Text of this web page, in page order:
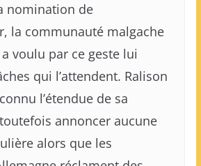
nomination de
la communauté malgache
voulu par ce geste lui
qui l’attendent. Ralison
l’étendue de sa
annoncer aucune
alors que les